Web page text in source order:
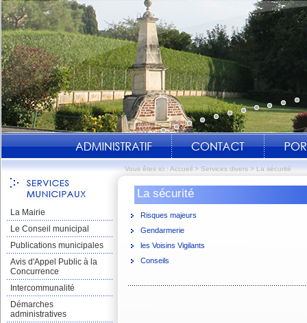
Vous êtes ici : Accueil > Services divers > La sécurité
La Mairie
Le Conseil municipal
Publications municipales
Avis d'Appel Public à la
Concurrence
Intercommunalité
Démarches
administratives
La sécurité
Risques majeurs
Gendarmerie
les Voisins Vigilants
Conseils